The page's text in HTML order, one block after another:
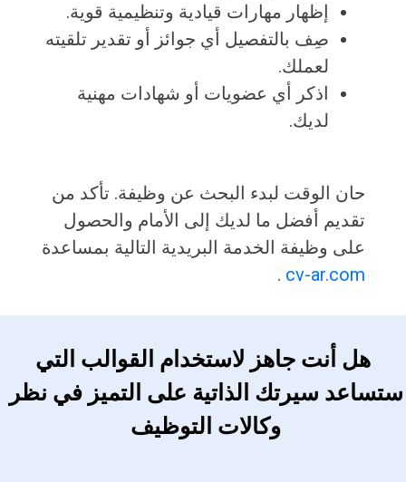
إظهار مهارات قيادية وتنظيمية قوية.
صِف بالتفصيل أي جوائز أو تقدير تلقيته
لعملك.
اذكر أي عضويات أو شهادات مهنية
لديك.
حان الوقت لبدء البحث عن وظيفة. تأكد من
تقديم أفضل ما لديك إلى الأمام والحصول
على وظيفة الخدمة البريدية التالية بمساعدة
cv-ar.com
.
هل أنت جاهز لاستخدام القوالب التي
ستساعد سيرتك الذاتية على التميز في نظر
وكالات التوظيف